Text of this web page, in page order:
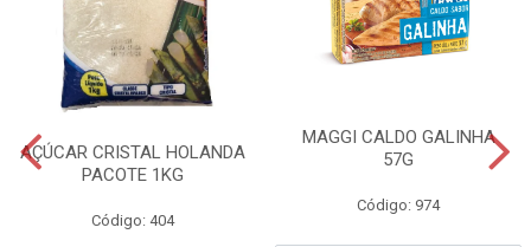
AÇÚCAR CRISTAL HOLANDA
PACOTE 1KG
Código: 404
MAGGI CALDO GALINHA
57G
Código: 974